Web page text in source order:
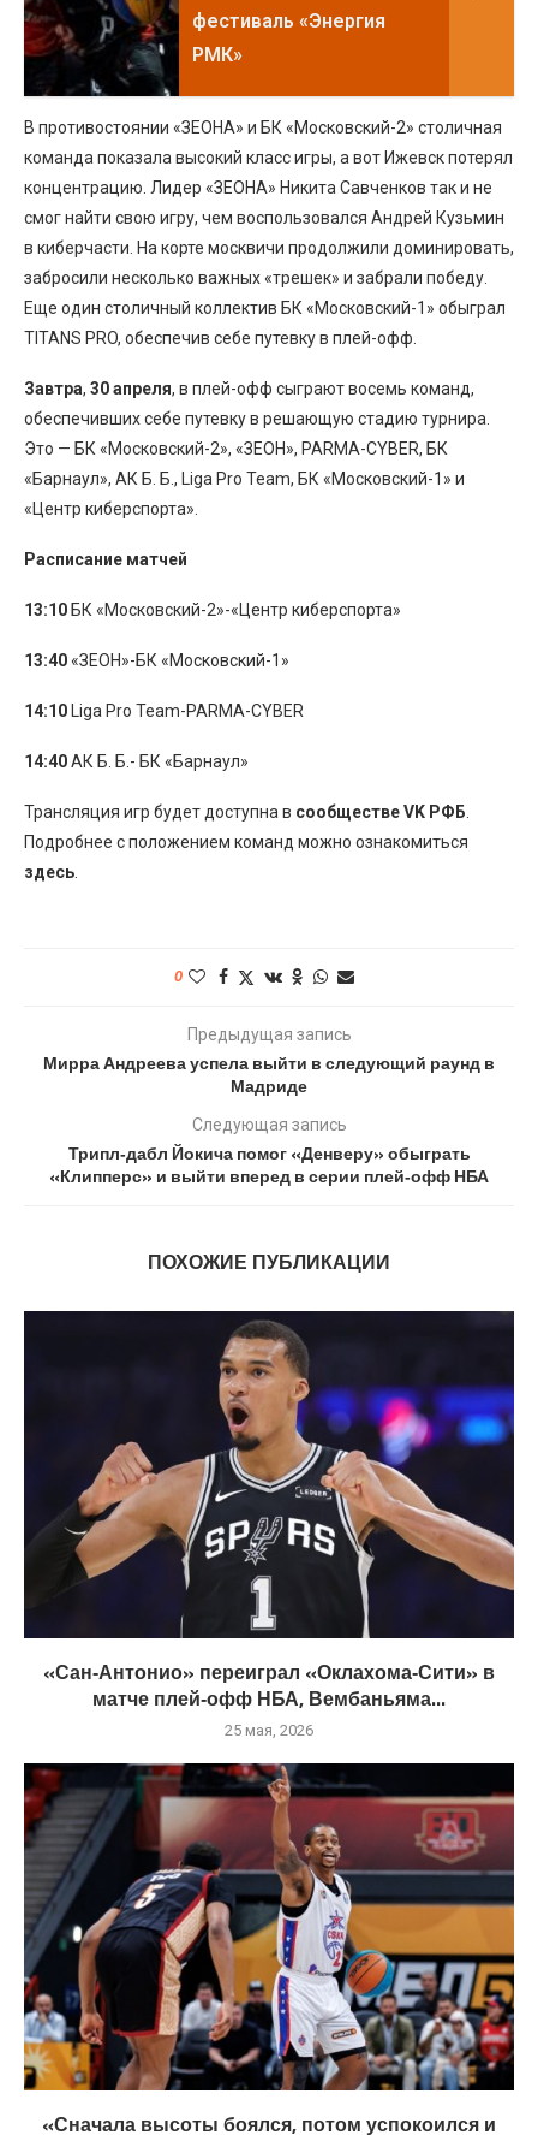
фестиваль «Энергия
РМК»
В противостоянии «ЗЕОНА» и БК «Московский-2» столичная
команда показала высокий класс игры, а вот Ижевск потерял
концентрацию. Лидер «ЗЕОНА» Никита Савченков так и не
смог найти свою игру, чем воспользовался Андрей Кузьмин
в киберчасти. На корте москвичи продолжили доминировать,
забросили несколько важных «трешек» и забрали победу.
Еще один столичный коллектив БК «Московский-1» обыграл
TITANS PRO, обеспечив себе путевку в плей-офф.
Завтра, 30 апреля, в плей-офф сыграют восемь команд,
обеспечивших себе путевку в решающую стадию турнира.
Это — БК «Московский-2», «ЗЕОН», PARMA-CYBER, БК
«Барнаул», АК Б. Б., Liga Pro Team, БК «Московский-1» и
«Центр киберспорта».
Расписание матчей
13:10 БК «Московский-2»-«Центр киберспорта»
13:40«ЗЕОН»-БК «Московский-1»
14:10 Liga Pro Team-PARMA-CYBER
14:40АК Б. Б.- БК «Барнаул»
Трансляция игр будет доступна в сообществе VK РФБ
Подробнее с положением команд можно ознакомиться
здесь
0
Предыдущая запись
Мирра Андреева успела выйти в следующий раунд в
Мадриде
Следующая запись
Трипл‑дабл Йокича помог «Денверу» обыграть
«Клипперс» и выйти вперед в серии плей‑офф НБА
ПОХОЖИЕ ПУБЛИКАЦИИ
«Сан‑Антонио» переиграл «Оклахома‑Сити» в
матче плей‑офф НБА, Вембаньяма...
25 мая, 2026
«Сначала высоты боялся, потом успокоился и